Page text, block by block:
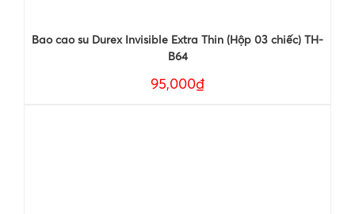
Bao cao su Durex Invisible Extra Thin (Hộp 03 chiếc) TH-
B64
95,000₫